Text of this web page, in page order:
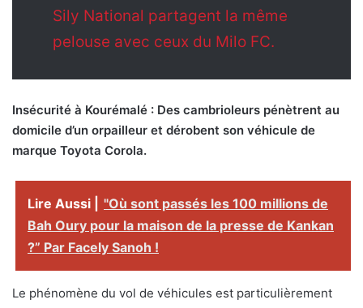
Sily National partagent la même
pelouse avec ceux du Milo FC.
Insécurité à Kourémalé : Des cambrioleurs pénètrent au
domicile d’un orpailleur et dérobent son véhicule de
marque Toyota Corola.
Lire Aussi |
"Où sont passés les 100 millions de
Bah Oury pour la maison de la presse de Kankan
?” Par Facely Sanoh !
Le phénomène du vol de véhicules est particulièrement